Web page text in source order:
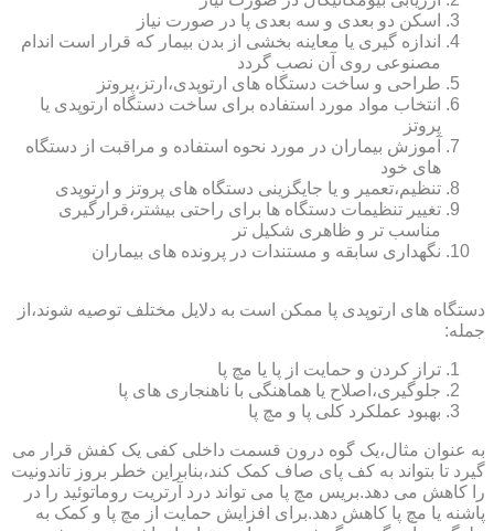
اسکن دو بعدی و سه بعدی پا در صورت نیاز
اندازه گیری یا معاینه بخشی از بدن بیمار که قرار است اندام
مصنوعی روی آن نصب گردد
طراحی و ساخت دستگاه های ارتوپدی،ارتز،پروتز
انتخاب مواد مورد استفاده برای ساخت دستگاه ارتوپدی یا
پروتز
آموزش بیماران در مورد نحوه استفاده و مراقبت از دستگاه
های خود
تنظیم،تعمیر و یا جایگزینی دستگاه های پروتز و ارتوپدی
تغییر تنظیمات دستگاه ها برای راحتی بیشتر،قرارگیری
مناسب تر و ظاهری شکیل تر
نگهداری سابقه و مستندات در پرونده های بیماران
دستگاه های ارتوپدی پا ممکن است به دلایل مختلف توصیه شوند،از
جمله:
تراز کردن و حمایت از پا یا مچ پا
جلوگیری،اصلاح یا هماهنگی با ناهنجاری های پا
بهبود عملکرد کلی پا و مچ پا
به عنوان مثال،یک گوه درون قسمت داخلی کفی یک کفش قرار می
گیرد تا بتواند به کف پای صاف کمک کند،بنابراین خطر بروز تاندونیت
را کاهش می دهد.بریس مچ پا می تواند درد آرتریت روماتوئید را در
پاشنه یا مچ پا کاهش دهد.برای افزایش حمایت از مچ پا و کمک به